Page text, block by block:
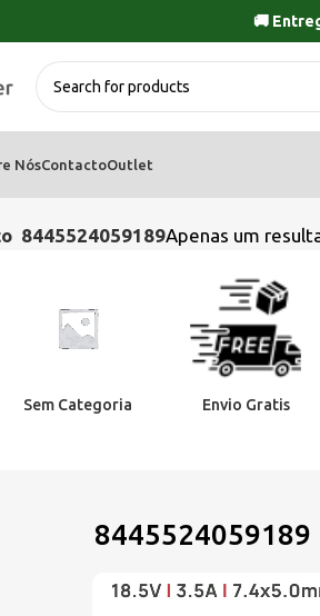
🚚
NósContactoOutlet
8445524059189Apenas um
Sem Categoria Envio Gratis
8445524059189